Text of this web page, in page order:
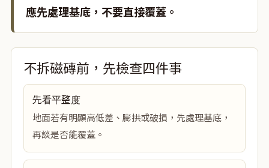
應先處理基底，不要直接覆蓋。
不拆磁磚前，先檢查四件事
先看平整度
地面若有明顯高低差、膨拱或破損，先處理基底，
再談是否能覆蓋。